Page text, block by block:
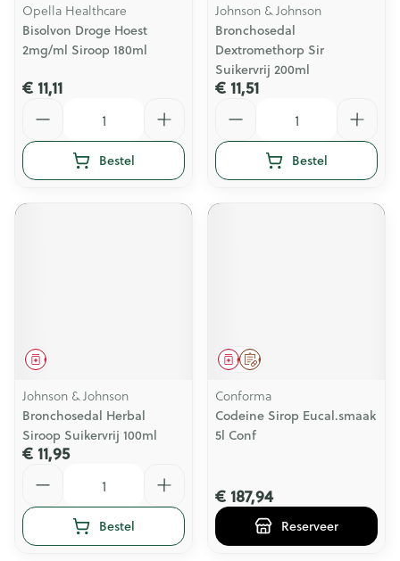
Opella Healthcare
Bisolvon Droge Hoest
2mg/ml Siroop 180ml
€ 11,11
Bestel
Johnson & Johnson
Bronchosedal
Dextromethorp Sir
Suikervrij 200ml
€ 11,51
Bestel
Geneesmiddel
Johnson & Johnson
Bronchosedal Herbal
Siroop Suikervrij 100ml
€ 11,95
Bestel
Op voorschrift
Geneesmiddel
Conforma
Codeine Sirop Eucal.smaak
5l Conf
€ 187,94
Reserveer